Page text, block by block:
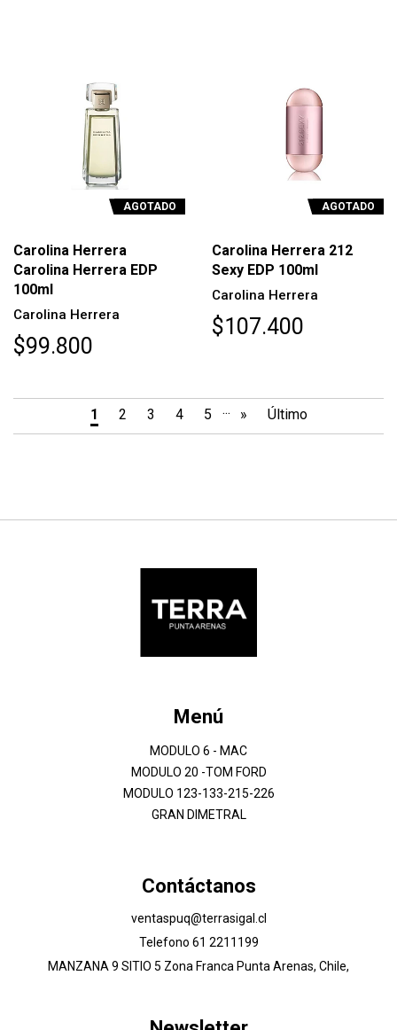
AGOTADO
Carolina Herrera
Carolina Herrera EDP
100ml
Carolina Herrera
$99.800
AGOTADO
Carolina Herrera 212
Sexy EDP 100ml
Carolina Herrera
$107.400
1 2 3 4 5 ... » Último
Menú
MODULO 6 - MAC
MODULO 20 -TOM FORD
MODULO 123-133-215-226
GRAN DIMETRAL
Contáctanos
ventaspuq@terrasigal.cl
Telefono 61 2211199
MANZANA 9 SITIO 5 Zona Franca Punta Arenas, Chile,